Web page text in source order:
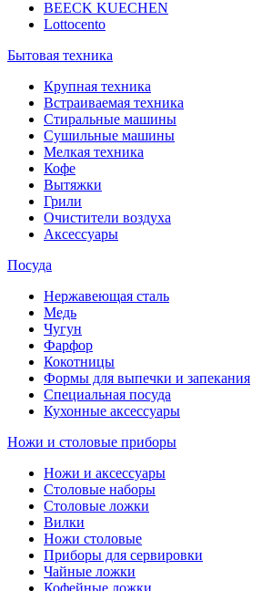
BEECK KUECHEN
Lottocento
Бытовая техника
Крупная техника
Встраиваемая техника
Стиральные машины
Сушильные машины
Мелкая техника
Кофе
Вытяжки
Грили
Очистители воздуха
Аксессуары
Посуда
Нержавеющая сталь
Медь
Чугун
Фарфор
Кокотницы
Формы для выпечки и запекания
Специальная посуда
Кухонные аксессуары
Ножи и столовые приборы
Ножи и аксессуары
Столовые наборы
Столовые ложки
Вилки
Ножи столовые
Приборы для сервировки
Чайные ложки
Кофейные ложки